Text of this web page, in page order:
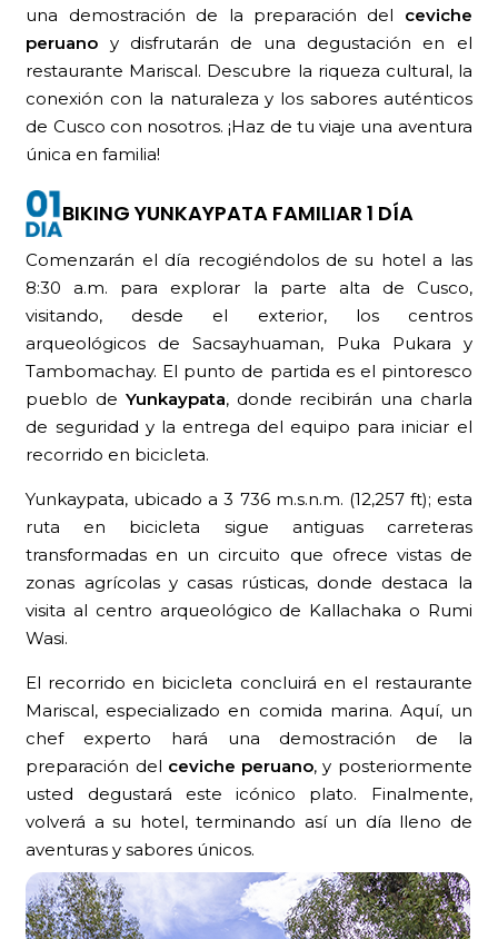
una demostración de la preparación del ceviche
peruano y disfrutarán de una degustación en el
restaurante Mariscal. Descubre la riqueza cultural, la
conexión con la naturaleza y los sabores auténticos
de Cusco con nosotros. ¡Haz de tu viaje una aventura
única en familia!
BIKING YUNKAYPATA FAMILIAR 1 DÍA
Comenzarán el día recogiéndolos de su hotel a las
8:30 a.m. para explorar la parte alta de Cusco,
visitando, desde el exterior, los centros
arqueológicos de Sacsayhuaman, Puka Pukara y
Tambomachay. El punto de partida es el pintoresco
pueblo de Yunkaypata, donde recibirán una charla
de seguridad y la entrega del equipo para iniciar el
recorrido en bicicleta.
Yunkaypata, ubicado a 3 736 m.s.n.m. (12,257 ft); esta
ruta en bicicleta sigue antiguas carreteras
transformadas en un circuito que ofrece vistas de
zonas agrícolas y casas rústicas, donde destaca la
visita al centro arqueológico de Kallachaka o Rumi
Wasi.
El recorrido en bicicleta concluirá en el restaurante
Mariscal, especializado en comida marina. Aquí, un
chef experto hará una demostración de la
preparación del ceviche peruano, y posteriormente
usted degustará este icónico plato. Finalmente,
volverá a su hotel, terminando así un día lleno de
aventuras y sabores únicos.